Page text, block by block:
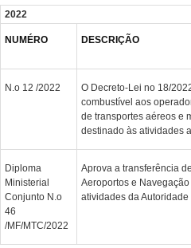
2022
NUMÉRO DESCRIÇÃO
N.o 12 /2022
O Decreto-Lei no 18/
combustível aos
de transportes aéreos e
destinado às atividades
Diploma
Ministerial
Conjunto N.o
46
/MF/MTC/2022
Aprova a transferência
Aeroportos e
atividades da Autoridade